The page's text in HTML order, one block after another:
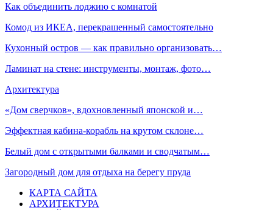
Как объединить лоджию с комнатой
Комод из ИКЕА, перекрашенный самостоятельно
Кухонный остров — как правильно организовать…
Ламинат на стене: инструменты, монтаж, фото…
Архитектура
«Дом сверчков», вдохновленный японской и…
Эффектная кабина-корабль на крутом склоне…
Белый дом с открытыми балками и сводчатым…
Загородный дом для отдыха на берегу пруда
КАРТА САЙТА
АРХИТЕКТУРА